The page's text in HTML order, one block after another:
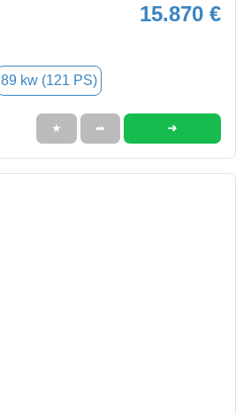
15.870 €
89 kw (121 PS)
★ ➦ ➜